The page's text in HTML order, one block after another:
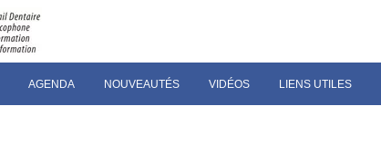
AGENDA NOUVEAUTÉS VIDÉOS LIENS UTILES